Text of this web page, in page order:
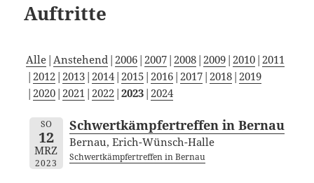
Auftritte
Alle Anstehend 2006 2007 2008 2009 2010 2011
2012 2013 2014 2015 2016 2017 2018 2019
2020 2021 2022 2023 2024
SO
12
MRZ
2023
Schwertkämpfertreffen in Bernau
Bernau, Erich-Wünsch-Halle
Schwertkämpfertreffen in Bernau